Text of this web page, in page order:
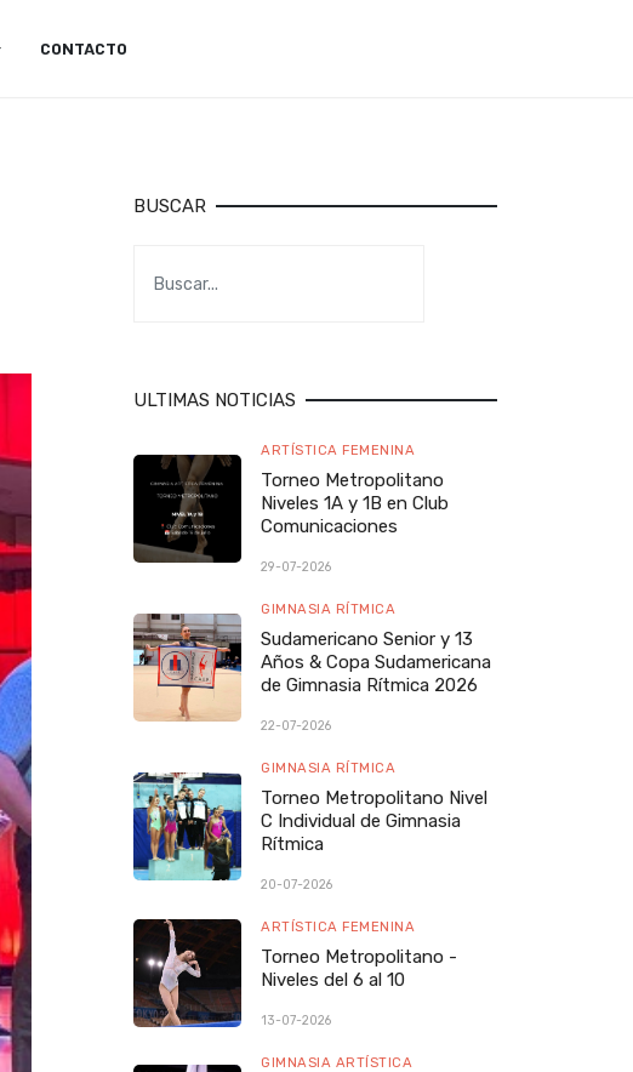
CONTACTO
BUSCAR
ULTIMAS NOTICIAS
ARTÍSTICA FEMENINA
Torneo Metropolitano
Niveles 1A y 1B en Club
Comunicaciones
29-07-2026
GIMNASIA RÍTMICA
Sudamericano Senior y 13
Años & Copa Sudamericana
de Gimnasia Rítmica 2026
22-07-2026
GIMNASIA RÍTMICA
Torneo Metropolitano Nivel
C Individual de Gimnasia
Rítmica
20-07-2026
ARTÍSTICA FEMENINA
Torneo Metropolitano -
Niveles del 6 al 10
13-07-2026
GIMNASIA ARTÍSTICA